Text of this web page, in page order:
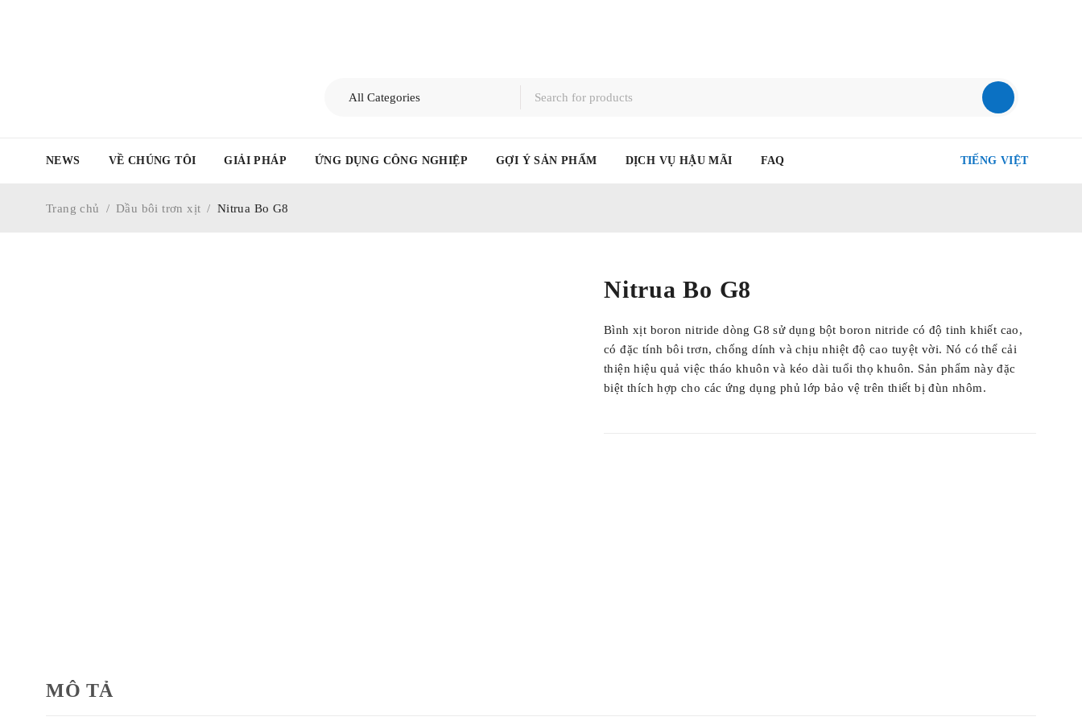
NEWS VỀ CHÚNG TÔI GIẢI PHÁP ỨNG DỤNG CÔNG NGHIỆP GỢI Ý SẢN PHẨM DỊCH VỤ HẬU MÃI FAQ TIẾNG VIỆT
Trang chủ / Dầu bôi trơn xịt / Nitrua Bo G8
Nitrua Bo G8
Bình xịt boron nitride dòng G8 sử dụng bột boron nitride có độ tinh
khiết cao, có đặc tính bôi trơn, chống dính và chịu nhiệt độ cao tuyệt vời.
Nó có thể cải thiện hiệu quả việc tháo khuôn và kéo dài tuổi thọ khuôn.
Sản phẩm này đặc biệt thích hợp cho các ứng dụng phủ lớp bảo vệ trên
MÔ TẢ